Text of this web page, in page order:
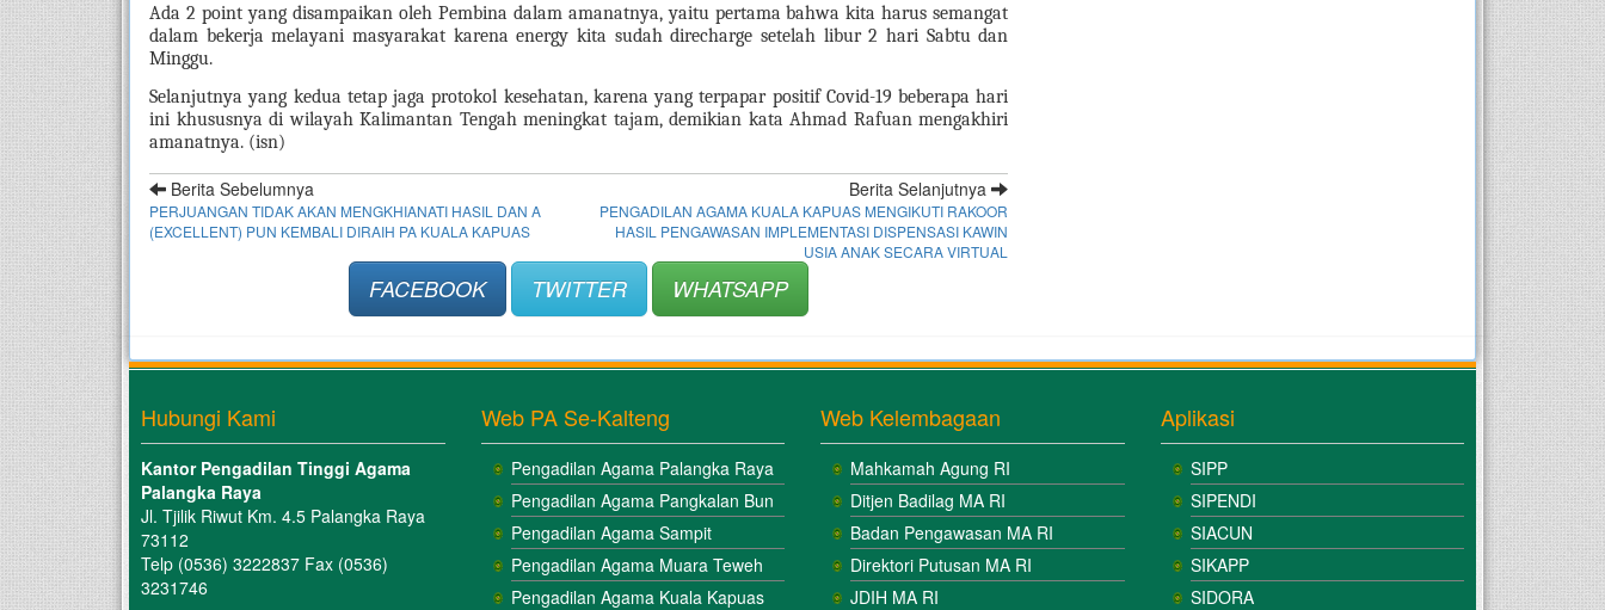
Ada 2 point yang disampaikan oleh Pembina dalam amanatnya, yaitu pertama bahwa kita harus semangat
dalam bekerja melayani masyarakat karena energy kita sudah direcharge setelah libur 2 hari Sabtu dan
Minggu.
Selanjutnya yang kedua tetap jaga protokol kesehatan, karena yang terpapar positif Covid-19 beberapa hari
ini khususnya di wilayah Kalimantan Tengah meningkat tajam, demikian kata Ahmad Rafuan mengakhiri
amanatnya. (isn)
Berita Sebelumnya
PERJUANGAN TIDAK AKAN MENGKHIANATI HASIL DAN A
(EXCELLENT) PUN KEMBALI DIRAIH PA KUALA KAPUAS
Berita Selanjutnya
PENGADILAN AGAMA KUALA KAPUAS MENGIKUTI RAKOOR
HASIL PENGAWASAN IMPLEMENTASI DISPENSASI KAWIN
USIA ANAK SECARA VIRTUAL
FACEBOOK TWITTER WHATSAPP
Hubungi Kami
Kantor Pengadilan Tinggi Agama
Palangka Raya
Jl. Tjilik Riwut Km. 4.5 Palangka Raya
73112
Telp (0536) 3222837 Fax (0536)
3231746
Web PA Se-Kalteng
Pengadilan Agama Palangka Raya
Pengadilan Agama Pangkalan Bun
Pengadilan Agama Sampit
Pengadilan Agama Muara Teweh
Pengadilan Agama Kuala Kapuas
Web Kelembagaan
Mahkamah Agung RI
Ditjen Badilag MA RI
Badan Pengawasan MA RI
Direktori Putusan MA RI
JDIH MA RI
Aplikasi
SIPP
SIPENDI
SIACUN
SIKAPP
SIDORA